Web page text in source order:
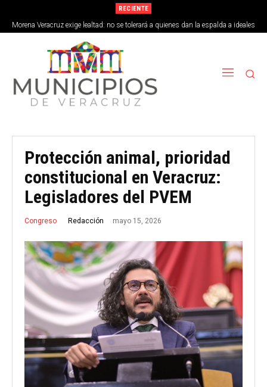
RECIENTE
Morena Veracruz exige lealtad: no se tolerará a quienes dan la espalda a ideales
de la 4T
Protección animal, prioridad
constitucional en Veracruz:
Legisladores del PVEM
Congreso Redacción mayo 15, 2026